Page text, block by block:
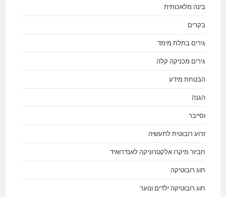
בינה מלאכותית
בקרים
גירים בתלת מימד
גירים מכניקה קלה
הבטחת מידע
הגנה
וסייבר
זרוע רובוטית לתעשיה
חביור מיקרו אלקטרוניקה לאנדרואיד
חוג רובוטיקה
חוג רובוטיקה ילדים ונוער